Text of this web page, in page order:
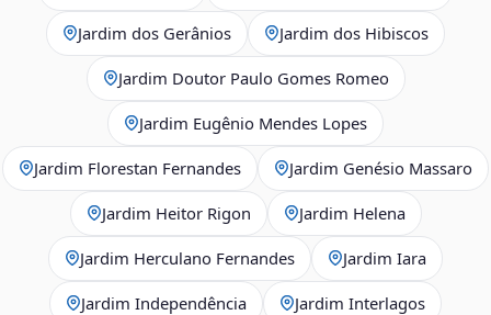
Jardim dos Gerânios Jardim dos Hibiscos
Jardim Doutor Paulo Gomes Romeo
Jardim Eugênio Mendes Lopes
Jardim Florestan Fernandes Jardim Genésio Massaro
Jardim Heitor Rigon Jardim Helena
Jardim Herculano Fernandes Jardim Iara
Jardim Independência Jardim Interlagos